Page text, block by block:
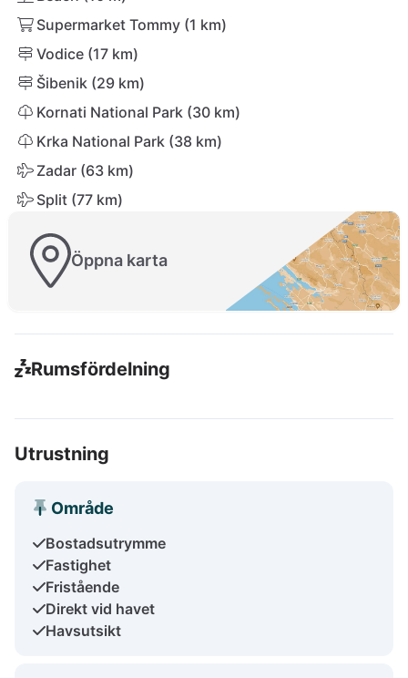
Supermarket Tommy (1 km)
Vodice (17 km)
Šibenik (29 km)
Kornati National Park (30 km)
Krka National Park (38 km)
Zadar (63 km)
Split (77 km)
Öppna karta
Rumsfördelning
Utrustning
Område
Bostadsutrymme
Fastighet
Fristående
Direkt vid havet
Havsutsikt